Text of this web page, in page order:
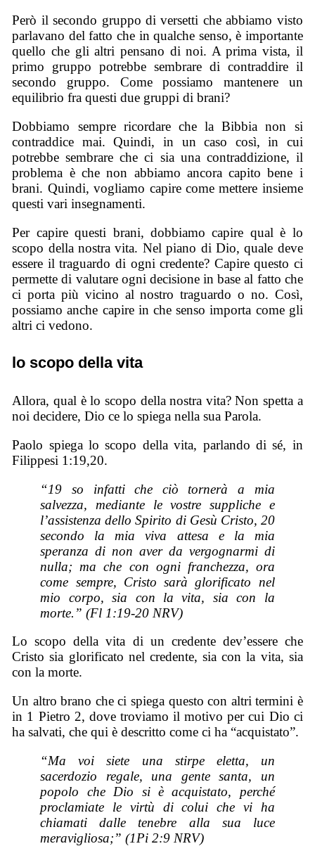
Però il secondo gruppo di versetti che abbiamo visto
parlavano del fatto che in qualche senso, è importante
quello che gli altri pensano di noi. A prima vista, il
primo gruppo potrebbe sembrare di contraddire il
secondo gruppo. Come possiamo mantenere un
equilibrio fra questi due gruppi di brani?
Dobbiamo sempre ricordare che la Bibbia non si
contraddice mai. Quindi, in un caso così, in cui
potrebbe sembrare che ci sia una contraddizione, il
problema è che non abbiamo ancora capito bene i
brani. Quindi, vogliamo capire come mettere insieme
questi vari insegnamenti.
Per capire questi brani, dobbiamo capire qual è lo
scopo della nostra vita. Nel piano di Dio, quale deve
essere il traguardo di ogni credente? Capire questo ci
permette di valutare ogni decisione in base al fatto che
ci porta più vicino al nostro traguardo o no. Così,
possiamo anche capire in che senso importa come gli
altri ci vedono.
lo scopo della vita
Allora, qual è lo scopo della nostra vita? Non spetta a
noi decidere, Dio ce lo spiega nella sua Parola.
Paolo spiega lo scopo della vita, parlando di sé, in
Filippesi 1:19,20.
“19 so infatti che ciò tornerà a mia
salvezza, mediante le vostre suppliche e
l’assistenza dello Spirito di Gesù Cristo, 20
secondo la mia viva attesa e la mia
speranza di non aver da vergognarmi di
nulla; ma che con ogni franchezza, ora
come sempre, Cristo sarà glorificato nel
mio corpo, sia con la vita, sia con la
morte.” (Fl 1:19-20 NRV)
Lo scopo della vita di un credente dev’essere che
Cristo sia glorificato nel credente, sia con la vita, sia
con la morte.
Un altro brano che ci spiega questo con altri termini è
in 1 Pietro 2, dove troviamo il motivo per cui Dio ci
ha salvati, che qui è descritto come ci ha “acquistato”.
“Ma voi siete una stirpe eletta, un
sacerdozio regale, una gente santa, un
popolo che Dio si è acquistato, perché
proclamiate le virtù di colui che vi ha
chiamati dalle tenebre alla sua luce
meravigliosa;” (1Pi 2:9 NRV)